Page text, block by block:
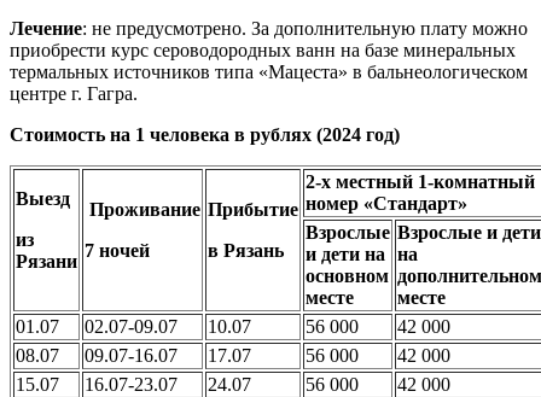
Лечение: не предусмотрено. За дополнительную плату можно
приобрести курс сероводородных ванн на базе минеральных
термальных источников типа «Мацеста» в бальнеологическом
центре г. Гагра.
Стоимость на 1 человека в рублях (2024 год)
Выезд
из
Рязани
Проживание
7 ночей
Прибытие
в Рязань
2-х местный 1-комнатный
номер «Стандарт»
Взрослые
и дети на
основном
месте
Взрослые и дети
на
дополнительном
месте
01.07
02.07-09.07 10.07 56 000
42 000
08.07
09.07-16.07 17.07 56 000
42 000
15.07
16.07-23.07 24.07 56 000
42 000